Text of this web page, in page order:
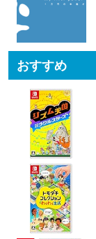
おすすめ